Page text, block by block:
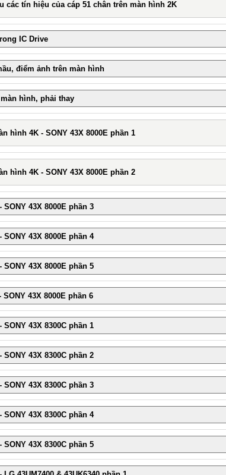
các tín hiệu của cáp 51 chân trên màn hình 2K
IC Drive
điểm ảnh trên màn hình
hình, phải thay
hình 4K - SONY 43X 8000E phần 1
hình 4K - SONY 43X 8000E phần 2
43X 8000E phần 3
43X 8000E phần 4
43X 8000E phần 5
43X 8000E phần 6
43X 8300C phần 1
43X 8300C phần 2
43X 8300C phần 3
43X 8300C phần 4
43X 8300C phần 5